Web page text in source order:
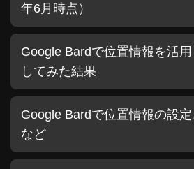
年6月時点）
Google Bardで位置情報を活
してみた結果
Google Bardで位置情報の設
など